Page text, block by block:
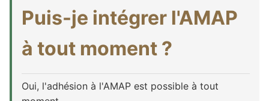
Puis-je intégrer l'AMAP
à tout moment ?
Oui, l'adhésion à l'AMAP est possible à tout